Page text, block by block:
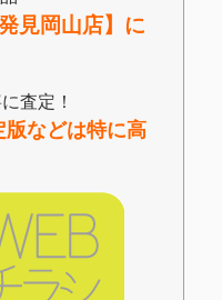
見岡山店】に
査定！
版などは特に高